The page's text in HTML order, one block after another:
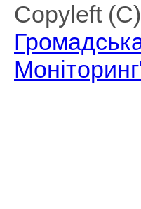
Copyleft